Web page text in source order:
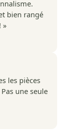
bien rangé
»
les pièces
une seule